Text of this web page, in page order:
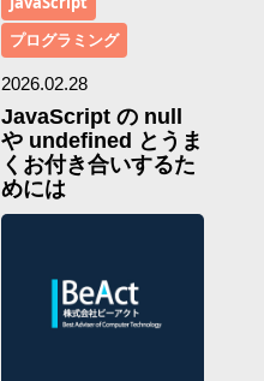
プログラミング
2026.02.28
JavaScript の null
や undefined とうま
くお付き合いするた
めには